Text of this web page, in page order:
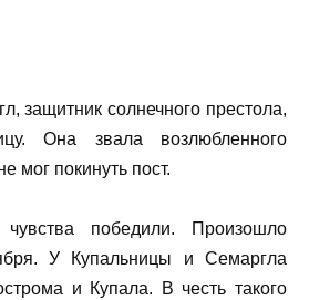
защитник солнечного престола,
Она звала возлюбленного
мог покинуть пост.
победили. Произошло
У Купальницы и Семаргла
и Купала. В честь такого